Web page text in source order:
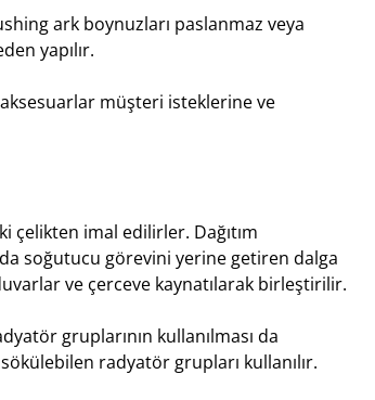
ark boynuzları paslanmaz veya
yapılır.
müşteri isteklerine ve
çelikten imal edilirler. Dağıtım
soğutucu görevini yerine getiren dalga
ve çerceve kaynatılarak birleştirilir.
gruplarının kullanılması da
radyatör grupları kullanılır.